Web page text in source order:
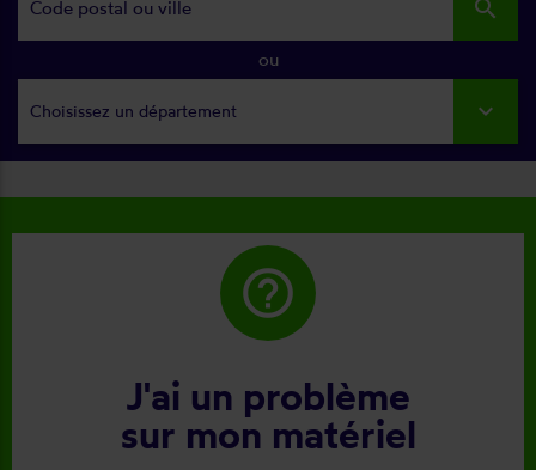
search
ou
Choisissez un département
help_outline
J'ai un problème
sur mon matériel